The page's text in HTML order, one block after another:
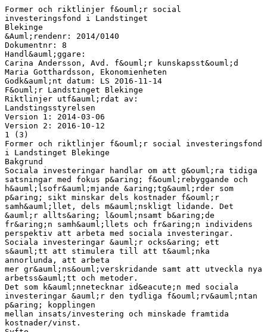
Former och riktlinjer f&ouml;r social
investeringsfond i Landstinget
Blekinge
&Auml;rendenr: 2014/0140
Dokumentnr: 8
Handl&auml;ggare:
Carina Andersson, Avd. f&ouml;r kunskapsst&ouml;d
Maria Gotthardsson, Ekonomienheten
Godk&auml;nt datum: LS 2016-11-14
F&ouml;r Landstinget Blekinge
Riktlinjer utf&auml;rdat av:
Landstingsstyrelsen
Version 1: 2014-03-06
Version 2: 2016-10-12
1 (3)
Former och riktlinjer f&ouml;r social investeringsfond
i Landstinget Blekinge
Bakgrund
Sociala investeringar handlar om att g&ouml;ra tidiga
satsningar med fokus p&aring; f&ouml;rebyggande och
h&auml;lsofr&auml;mjande &aring;tg&auml;rder som
p&aring; sikt minskar dels kostnader f&ouml;r
samh&auml;llet, dels m&auml;nskligt lidande. Det
&auml;r allts&aring; l&ouml;nsamt b&aring;de
fr&aring;n samh&auml;llets och fr&aring;n individens
perspektiv att arbeta med sociala investeringar.
Sociala investeringar &auml;r ocks&aring; ett
s&auml;tt att stimulera till att t&auml;nka
annorlunda, att arbeta
mer gr&auml;ns&ouml;verskridande samt att utveckla nya
arbetss&auml;tt och metoder.
Det som k&auml;nnetecknar id&eacute;n med sociala
investeringar &auml;r den tydliga f&ouml;rv&auml;ntan
p&aring; kopplingen
mellan insats/investering och minskade framtida
kostnader/vinst.